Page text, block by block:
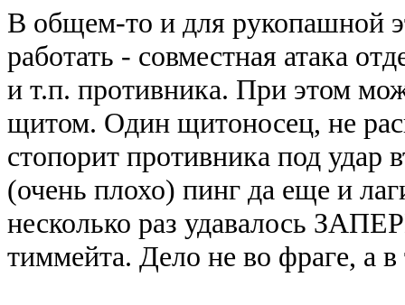
В общем-то и для рукопашной
работать - совместная атака
и т.п. противника. При этом
щитом. Один щитоносец, не
стопорит противника под удар
(очень плохо) пинг да еще и
несколько раз удавалось
тиммейта. Дело не во фраге, а